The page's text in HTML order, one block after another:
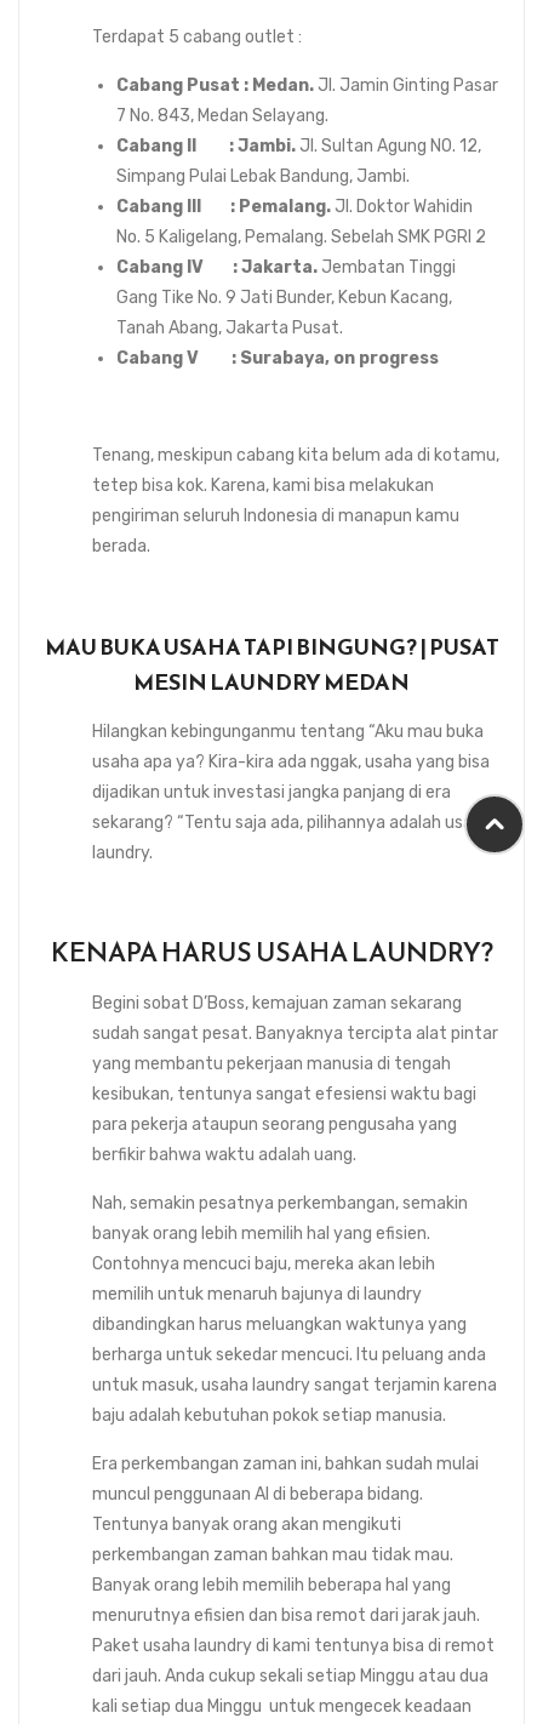
Terdapat 5 cabang outlet :
Cabang Pusat : Medan. Jl. Jamin Ginting Pasar
7 No. 843, Medan Selayang.
Cabang II : Jambi. Jl. Sultan Agung N0. 12,
Simpang Pulai Lebak Bandung, Jambi.
Cabang III : Pemalang. Jl. Doktor Wahidin
No. 5 Kaligelang, Pemalang. Sebelah SMK PGRI 2
Cabang IV : Jakarta. Jembatan Tinggi
Gang Tike No. 9 Jati Bunder, Kebun Kacang,
Tanah Abang, Jakarta Pusat.
Cabang V : Surabaya, on progress
Tenang, meskipun cabang kita belum ada di kotamu,
tetep bisa kok. Karena, kami bisa melakukan
pengiriman seluruh Indonesia di manapun kamu
berada.
MAU BUKA USAHA TAPI BINGUNG? | PUSAT
MESIN LAUNDRY MEDAN
Hilangkan kebingunganmu tentang “Aku mau buka
usaha apa ya? Kira-kira ada nggak, usaha yang bisa
dijadikan untuk investasi jangka panjang di era
sekarang? “Tentu saja ada, pilihannya adalah usaha
laundry.
KENAPA HARUS USAHA LAUNDRY?
Begini sobat D’Boss, kemajuan zaman sekarang
sudah sangat pesat. Banyaknya tercipta alat pintar
yang membantu pekerjaan manusia di tengah
kesibukan, tentunya sangat efesiensi waktu bagi
para pekerja ataupun seorang pengusaha yang
berfikir bahwa waktu adalah uang.
Nah, semakin pesatnya perkembangan, semakin
banyak orang lebih memilih hal yang efisien.
Contohnya mencuci baju, mereka akan lebih
memilih untuk menaruh bajunya di laundry
dibandingkan harus meluangkan waktunya yang
berharga untuk sekedar mencuci. Itu peluang anda
untuk masuk, usaha laundry sangat terjamin karena
baju adalah kebutuhan pokok setiap manusia.
Era perkembangan zaman ini, bahkan sudah mulai
muncul penggunaan AI di beberapa bidang.
Tentunya banyak orang akan mengikuti
perkembangan zaman bahkan mau tidak mau.
Banyak orang lebih memilih beberapa hal yang
menurutnya efisien dan bisa remot dari jarak jauh.
Paket usaha laundry di kami tentunya bisa di remot
dari jauh. Anda cukup sekali setiap Minggu atau dua
kali setiap dua Minggu untuk mengecek keadaan